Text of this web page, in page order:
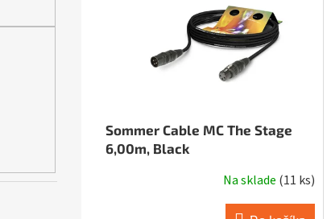
Sommer Cable MC The Stage
6,00m, Black
Na sklade (11 ks)